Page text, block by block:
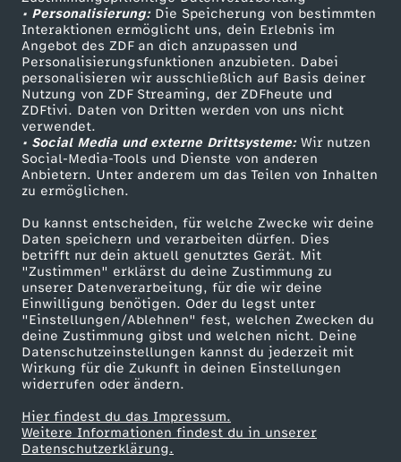
• Personalisierung:Die Speicherung von bestimmten
Interaktionen ermöglicht uns, dein Erlebnis im
Angebot des ZDF an dich anzupassen und
Personalisierungsfunktionen anzubieten. Dabei
personalisieren wir ausschließlich auf Basis deiner
Nutzung von ZDF Streaming, der ZDFheute und
ZDFtivi. Daten von Dritten werden von uns nicht
verwendet.
• Social Media und externe Drittsysteme:Wir nutzen
Social-Media-Tools und Dienste von anderen
Anbietern. Unter anderem um das Teilen von Inhalten
zu ermöglichen.
Du kannst entscheiden, für welche Zwecke wir deine
Daten speichern und verarbeiten dürfen. Dies
betrifft nur dein aktuell genutztes Gerät. Mit
"Zustimmen" erklärst du deine Zustimmung zu
unserer Datenverarbeitung, für die wir deine
Einwilligung benötigen. Oder du legst unter
"Einstellungen/Ablehnen" fest, welchen Zwecken du
deine Zustimmung gibst und welchen nicht. Deine
Datenschutzeinstellungen kannst du jederzeit mit
Wirkung für die Zukunft in deinen Einstellungen
widerrufen oder ändern.
Hier findest du das Impressum.
Weitere Informationen findest du in unserer
Datenschutzerklärung.
s
f
ü
r
R
a
r
e
s
v
Sendungen A-Z
TV-Programm
Hilfe
ZDF Unternehmen
Karriere
ZDF goes Schule
Werbefernsehen
Mainzelmännchen
Partner